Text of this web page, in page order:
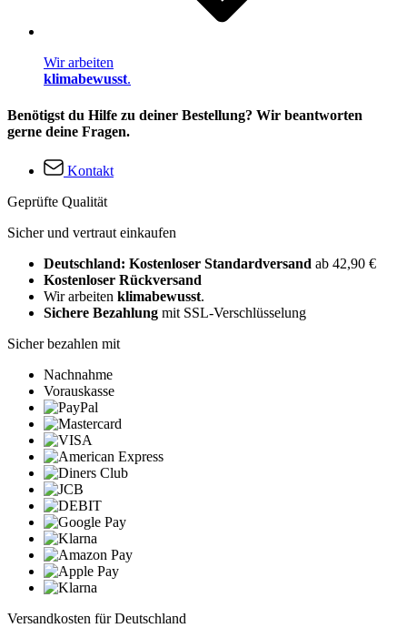
Wir arbeiten
klimabewusst.
Benötigst du Hilfe zu deiner Bestellung? Wir beantworten
gerne deine Fragen.
Kontakt
Geprüfte Qualität
Sicher und vertraut einkaufen
Deutschland: Kostenloser Standardversand ab 42,90 €
Kostenloser Rückversand
Wir arbeiten klimabewusst.
Sichere Bezahlung mit SSL-Verschlüsselung
Sicher bezahlen mit
Nachnahme
Vorauskasse
Versandkosten für Deutschland